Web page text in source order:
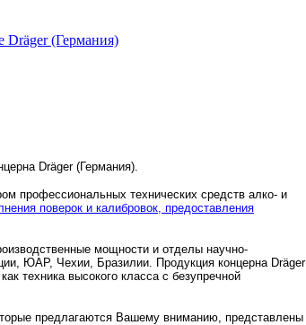
Dräger (Германия)
Dräger (Германия).
профессиональных технических средств алко- и
поверок и калибровок, предоставления
мощности и отделы научно-
ЮАР, Чехии, Бразилии. Продукция концерна Dräger
техника высокого класса с безупречной
предлагаются Вашему вниманию, представлены